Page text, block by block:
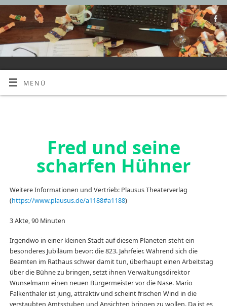
MENÜ
Fred und seine
scharfen Hühner
Weitere Informationen und Vertrieb: Plausus Theaterverlag
(https://www.plausus.de/a1188#a1188)
3 Akte, 90 Minuten
Irgendwo in einer kleinen Stadt auf diesem Planeten steht ein
besonderes Jubiläum bevor: die 823. Jahrfeier. Während sich die
Beamten im Rathaus schwer damit tun, überhaupt einen Arbeitstag
über die Bühne zu bringen, setzt ihnen Verwaltungsdirektor
Wunselmann einen neuen Bürgermeister vor die Nase. Mario
Falkenthaler ist jung, attraktiv und scheint frischen Wind in die